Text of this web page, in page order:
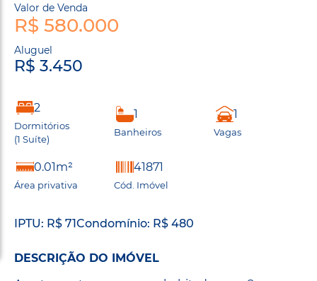
Valor de Venda
R$ 580.000
Aluguel
R$ 3.450
2
Dormitórios
(1 Suíte)
1
Banheiros
1
Vagas
0.01m²
Área privativa
41871
Cód. Imóvel
IPTU: R$ 71Condomínio: R$ 480
DESCRIÇÃO DO IMÓVEL